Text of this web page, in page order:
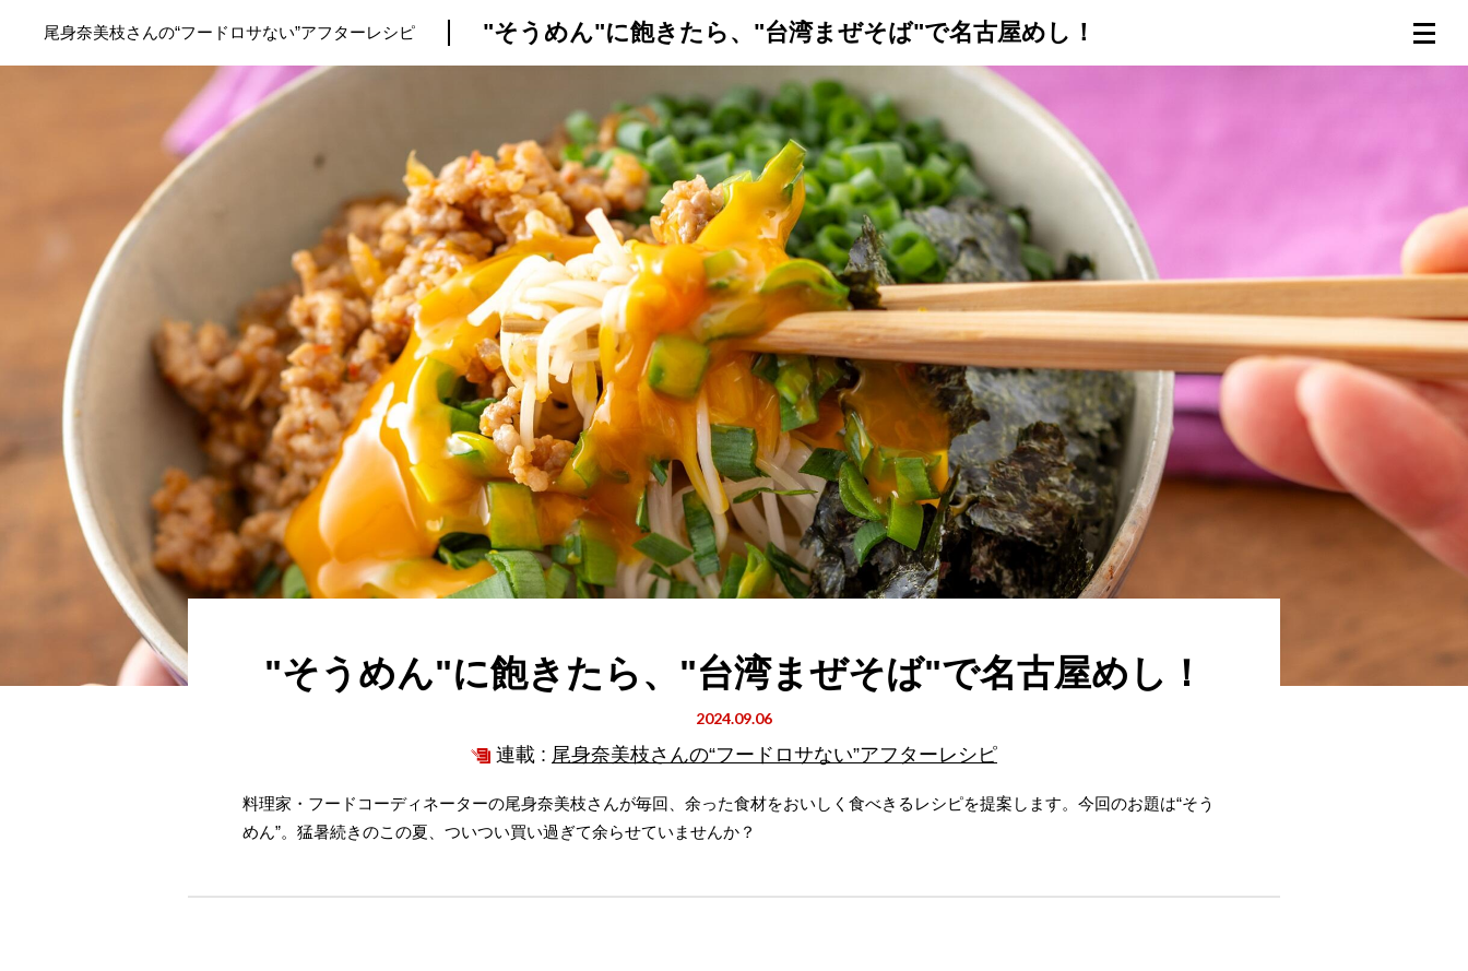
トップ プロが教えるレシピ 厳選！店探し 食のストーリー 連載一覧
尾身奈美枝さんの“フードロサない”アフターレシピ "そうめん"に飽きたら、"台湾まぜそば"で名古屋めし！
"そうめん"に飽きたら、"台湾まぜそば"で名古屋めし！
2024.09.06
連載 : 尾身奈美枝さんの“フードロサない”アフターレシピ
料理家・フードコーディネーターの尾身奈美枝さんが毎回、余った食材をおいしく食べきるレシピを提案します。今回のお題は“そう
めん”。猛暑続きのこの夏、ついつい買い過ぎて余らせていませんか？